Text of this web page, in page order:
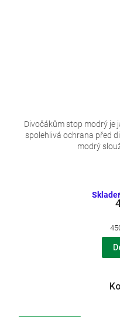
Divočákům stop modrý je
spolehlivá ochrana před
modrý